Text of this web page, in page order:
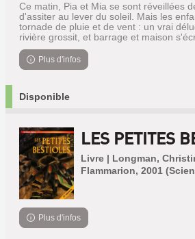
Ce matin, Pia et Mia se sont réveillées
d'assiter au lever du soleil. Mais les
tornade de pluie et de vent : un vrai
rivière grossit, et barrage et maison
Plus d'infos
Disponible
LES PETITES
Livre | Longman,
Flammarion, 2001
Plus d'infos